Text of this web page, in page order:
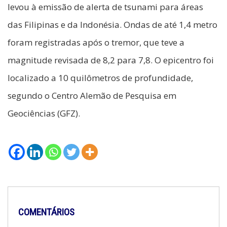
levou à emissão de alerta de tsunami para áreas
das Filipinas e da Indonésia. Ondas de até 1,4 metro
foram registradas após o tremor, que teve a
magnitude revisada de 8,2 para 7,8. O epicentro foi
localizado a 10 quilômetros de profundidade,
segundo o Centro Alemão de Pesquisa em
Geociências (GFZ).
COMENTÁRIOS